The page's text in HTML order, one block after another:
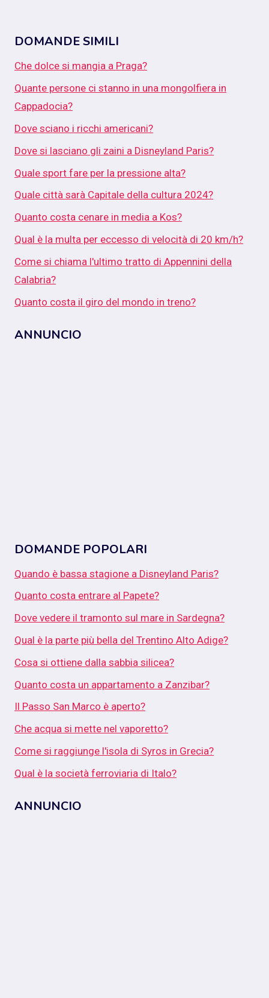
DOMANDE SIMILI
Che dolce si mangia a Praga?
Quante persone ci stanno in una mongolfiera in
Cappadocia?
Dove sciano i ricchi americani?
Dove si lasciano gli zaini a Disneyland Paris?
Quale sport fare per la pressione alta?
Quale città sarà Capitale della cultura 2024?
Quanto costa cenare in media a Kos?
Qual è la multa per eccesso di velocità di 20 km/h?
Come si chiama l'ultimo tratto di Appennini della
Calabria?
Quanto costa il giro del mondo in treno?
ANNUNCIO
DOMANDE POPOLARI
Quando è bassa stagione a Disneyland Paris?
Quanto costa entrare al Papete?
Dove vedere il tramonto sul mare in Sardegna?
Qual è la parte più bella del Trentino Alto Adige?
Cosa si ottiene dalla sabbia silicea?
Quanto costa un appartamento a Zanzibar?
Il Passo San Marco è aperto?
Che acqua si mette nel vaporetto?
Come si raggiunge l'isola di Syros in Grecia?
Qual è la società ferroviaria di Italo?
ANNUNCIO